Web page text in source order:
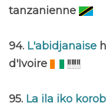
tanzanienne
94. L'abidjanaise
d'Ivoire
95. La ila iko